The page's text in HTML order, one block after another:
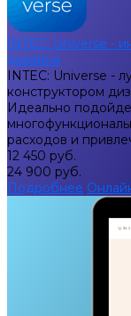
INTEC: Universe -
дизайна
INTEC: Universe -
конструктором
Идеально
расходов и
12 450 руб.
24 900 руб.
Подробнее